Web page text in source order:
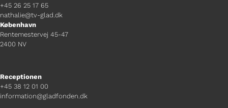
+45 26 25 17 65
nathalie@tv-glad.dk
København
Rentemestervej 45-47
2400 NV
Receptionen
+45 38 12 01 00
information@gladfonden.dk